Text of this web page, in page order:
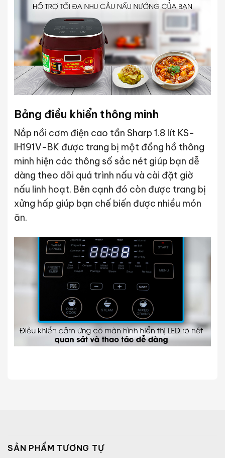
Bảng điều khiển thông minh
Nắp nồi cơm điện cao tần Sharp 1.8 lít KS-
IH191V-BK được trang bị một đồng hồ thông
minh hiện các thông số sắc nét giúp bạn dễ
dàng theo dõi quá trình nấu và cài đặt giờ
nấu linh hoạt. Bên cạnh đó còn được trang bị
xửng hấp giúp bạn chế biến được nhiều món
ăn.
SẢN PHẨM TƯƠNG TỰ